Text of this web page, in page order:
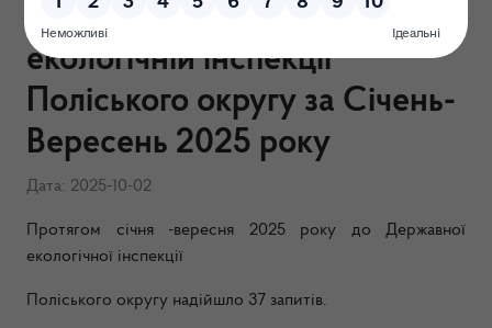
на інформацію у Державній
екологічній інспекції
Поліського округу за Січень-
Вересень 2025 року
Дата: 2025-10-02
Протягом січня -вересня 2025 року до Державної
екологічної інспекції
Поліського округу надійшло 37 запитів.